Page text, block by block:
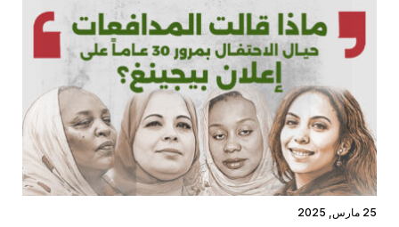
25 مارس, 2025